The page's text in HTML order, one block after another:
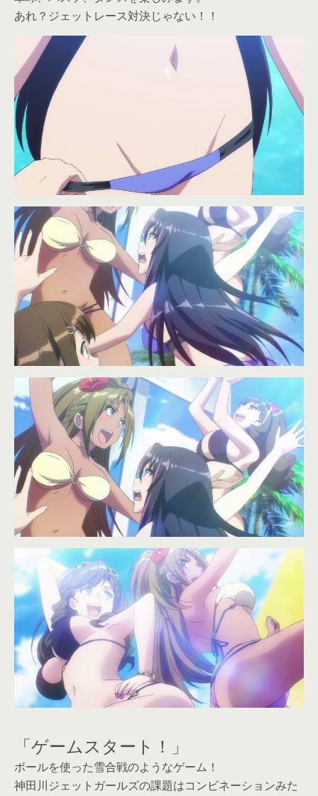
あれ？ジェットレース対決じゃない！！
「ゲームスタート！」
ボールを使った雪合戦のようなゲーム！
神田川ジェットガールズの課題はコンビネーションみた